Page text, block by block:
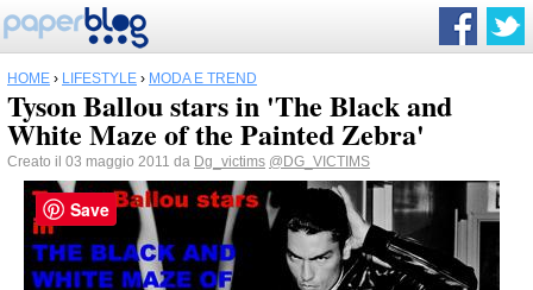
HOME › LIFESTYLE › MODA E TREND
Tyson Ballou stars in 'The Black and
White Maze of the Painted Zebra'
Creato il 03 maggio 2011 da Dg_victims @DG_VICTIMS
Save